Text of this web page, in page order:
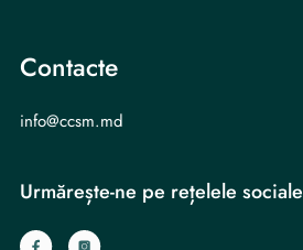
Contacte
info@ccsm.md
Urmărește-ne pe rețelele sociale